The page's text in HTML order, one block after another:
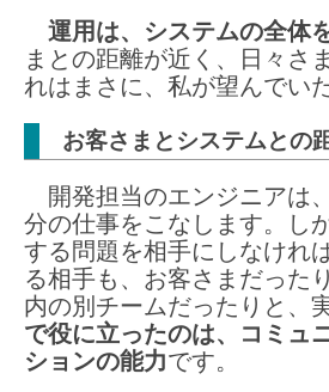
運用は、システムの全体
まとの距離が近く、日々さ
れはまさに、私が望んでい
お客さまとシステムとの
開発担当のエンジニアは
分の仕事をこなします。し
する問題を相手にしなけれ
る相手も、お客さまだった
内の別チームだったりと、
で役に立ったのは、コミュ
ションの能力です。